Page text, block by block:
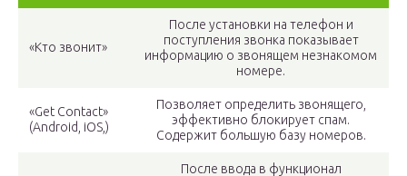
«Кто звонит»
После установки на телефон и
поступления звонка показывает
информацию о звонящем незнакомом
номере.
«Get Contact»
(Android, iOS,)
Позволяет определить звонящего,
эффективно блокирует спам.
Содержит большую базу номеров.
После ввода в функционал